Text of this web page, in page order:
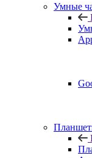
Умные